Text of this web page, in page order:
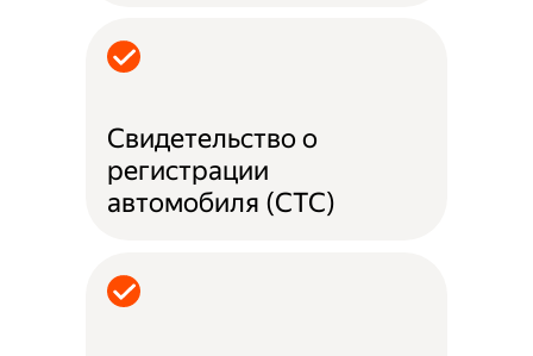
Свидетельство о
регистрации
автомобиля (СТС)